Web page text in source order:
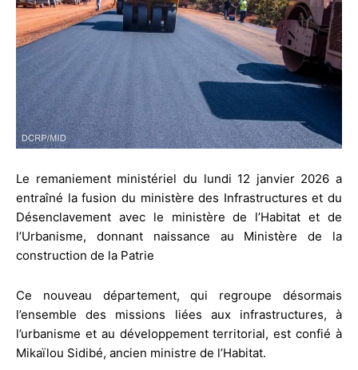
Le remaniement ministériel du lundi 12 janvier 2026 a
entraîné la fusion du ministère des Infrastructures et du
Désenclavement avec le ministère de l’Habitat et de
l’Urbanisme, donnant naissance au Ministère de la
construction de la Patrie
Ce nouveau département, qui regroupe désormais
l’ensemble des missions liées aux infrastructures, à
l’urbanisme et au développement territorial, est confié à
Mikaïlou Sidibé, ancien ministre de l’Habitat.